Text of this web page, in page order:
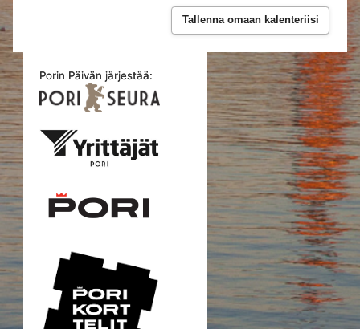
Tallenna omaan kalenteriisi
Porin Päivän järjestää: